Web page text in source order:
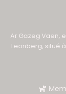
Ar Gazeg Vaen,
Leonberg, situé